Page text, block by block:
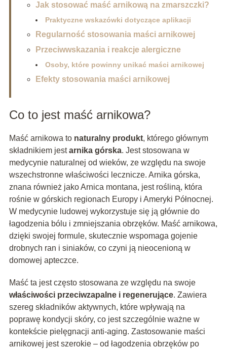
Jak stosować maść arnikową na zmarszczki?
Praktyczne wskazówki dotyczące aplikacji
Regularność stosowania maści arnikowej
Przeciwwskazania i reakcje alergiczne
Osoby, które powinny unikać maści arnikowej
Efekty stosowania maści arnikowej
Co to jest maść arnikowa?
Maść arnikowa to naturalny produkt, którego głównym
składnikiem jestarnika górska. Jest stosowana w
medycynie naturalnej od wieków, ze względu na swoje
wszechstronne właściwości lecznicze. Arnika górska,
znana również jako Arnica montana, jest rośliną, która
rośnie w górskich regionach Europy i Ameryki Północnej.
W medycynie ludowej wykorzystuje się ją głównie do
łagodzenia bólu i zmniejszania obrzęków. Maść arnikowa,
dzięki swojej formule, skutecznie wspomaga gojenie
drobnych ran i siniaków, co czyni ją nieocenioną w
domowej apteczce.
Maść ta jest często stosowana ze względu na swoje
właściwości przeciwzapalne i regenerujące. Zawiera
szereg składników aktywnych, które wpływają na
poprawę kondycji skóry, co jest szczególnie ważne w
kontekście pielęgnacji anti-aging. Zastosowanie maści
arnikowej jest szerokie – od łagodzenia obrzęków po